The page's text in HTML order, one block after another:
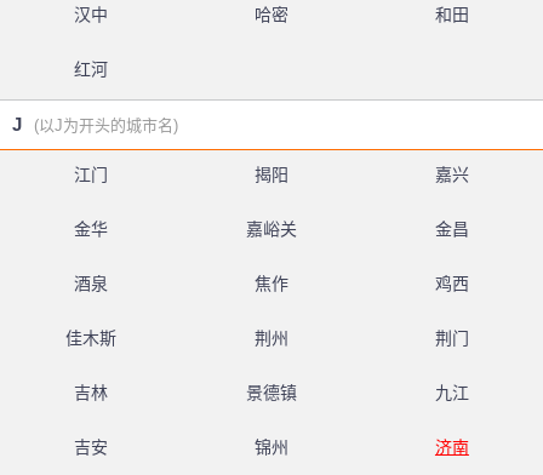
汉中 哈密 和田
红河
J (以J为开头的城市名)
江门 揭阳 嘉兴
金华 嘉峪关 金昌
酒泉 焦作 鸡西
佳木斯 荆州 荆门
吉林 景德镇 九江
吉安 锦州 济南